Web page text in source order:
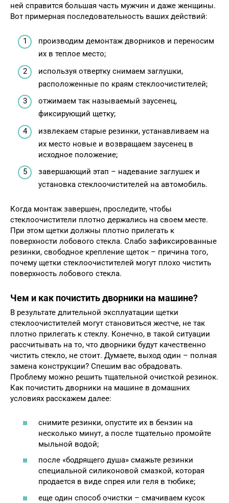
ней справится большая часть мужчин и даже женщины.
Вот примерная последовательность ваших действий:
производим демонтаж дворников и переносим
их в теплое место;
используя отвертку снимаем заглушки,
расположенные по краям стеклоочистителей;
отжимаем так называемый заусенец,
фиксирующий щетку;
извлекаем старые резинки, устанавливаем на
их место новые и возвращаем заусенец в
исходное положение;
завершающий этап – надевание заглушек и
установка стеклоочистителей на автомобиль.
Когда монтаж завершен, проследите, чтобы
стеклоочистители плотно держались на своем месте.
При этом щетки должны плотно прилегать к
поверхности лобового стекла. Слабо зафиксированные
резинки, свободное крепление щеток – причина того,
почему щетки стеклоочистителей могут плохо чистить
поверхность лобового стекла.
Чем и как почистить дворники на машине?
В результате длительной эксплуатации щетки
стеклоочистителей могут становиться жестче, не так
плотно прилегать к стеклу. Конечно, в такой ситуации
рассчитывать на то, что дворники будут качественно
чистить стекло, не стоит. Думаете, выход один – полная
замена конструкции? Спешим вас обрадовать.
Проблему можно решить тщательной очисткой резинок.
Как почистить дворники на машине в домашних
условиях расскажем далее:
снимите резинки, опустите их в бензин на
несколько минут, а после тщательно промойте
мыльной водой;
после «бодрящего душа» смажьте резинки
специальной силиконовой смазкой, которая
продается в виде спрея или геля в тюбике;
еще один способ очистки – смачиваем кусок